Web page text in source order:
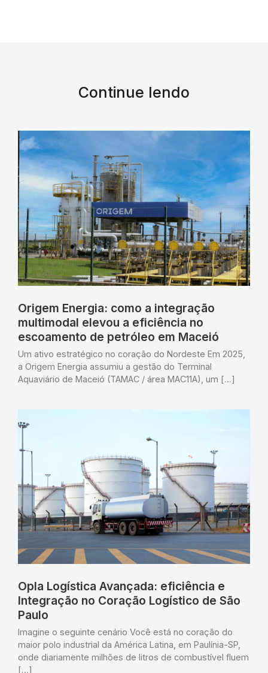
Continue lendo
Origem Energia: como a integração
multimodal elevou a eficiência no
escoamento de petróleo em Maceió
Um ativo estratégico no coração do Nordeste Em 2025,
a Origem Energia assumiu a gestão do Terminal
Aquaviário de Maceió (TAMAC / área MAC11A), um […]
Opla Logística Avançada: eficiência e
Integração no Coração Logístico de São
Paulo
Imagine o seguinte cenário Você está no coração do
maior polo industrial da América Latina, em Paulínia-SP,
onde diariamente milhões de litros de combustível fluem
[…]